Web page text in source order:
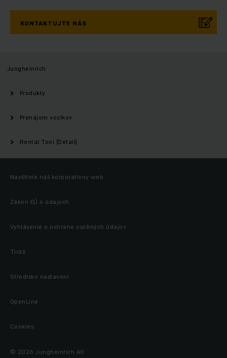
KONTAKTUJTE NÁS
Jungheinrich
Produkty
Prenájom vozíkov
Rental Tool (Detail)
Navštívte náš korporatívny web
Zákon EÚ o údajoch
Vyhlásenie o ochrane osobných údajov
Tiráž
Stredisko nastavení
OpenLine
Cookies
© 2026 Jungheinrich AG